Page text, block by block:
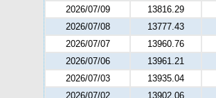
2026/07/09
13816.29
2026/07/08
13777.43
2026/07/07
13960.76
2026/07/06
13961.21
2026/07/03
13935.04
2026/07/02
13902.06